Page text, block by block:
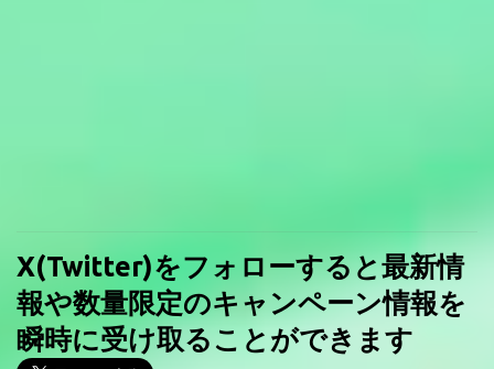
X(Twitter)をフォローすると最新情
報や数量限定のキャンペーン情報を
瞬時に受け取ることができます